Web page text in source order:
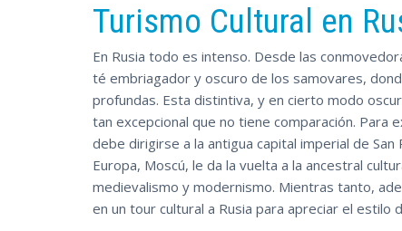
Turismo Cultural en
En Rusia todo es intenso. Desde las
té embriagador y oscuro de los samovares,
profundas. Esta distintiva, y en cierto modo
tan excepcional que no tiene comparación. Para
debe dirigirse a la antigua capital imperial de
Europa, Moscú, le da la vuelta a la ancestral
medievalismo y modernismo. Mientras tanto,
en un tour cultural a Rusia para apreciar el estilo